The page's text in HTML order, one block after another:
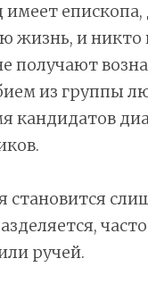
жизнь, и
получают
из группы
кандидатов
становится
ручей.